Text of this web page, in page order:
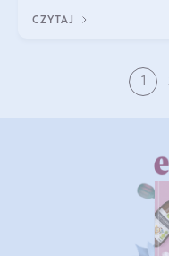
CZYTAJ
1